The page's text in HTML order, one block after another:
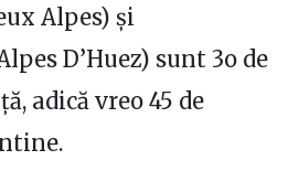
Alpes) și
D’Huez) sunt 3o de
adică vreo 45 de